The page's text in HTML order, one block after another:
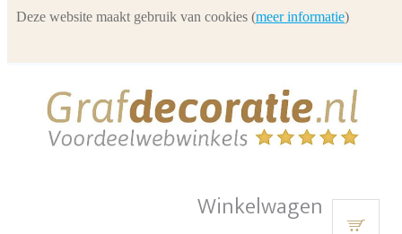
Winkelwagen
Deze website maakt gebruik van cookies (meer informatie)